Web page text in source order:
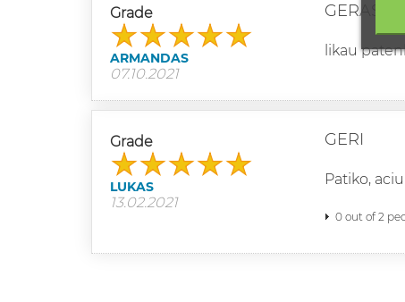
Grade
ARMANDAS
07.10.2021
GERAS
likau
Grade
LUKAS
13.02.2021
GERI
Patiko, aciu
0 out of 2